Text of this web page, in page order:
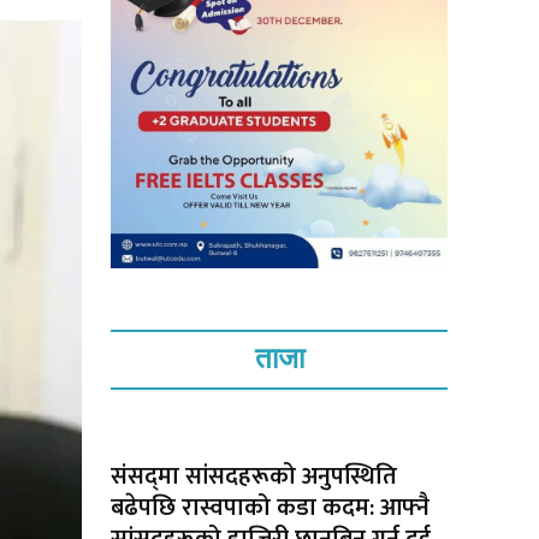
ताजा
संसद्‌मा सांसदहरूको अनुपस्थिति
बढेपछि रास्वपाको कडा कदम: आफ्नै